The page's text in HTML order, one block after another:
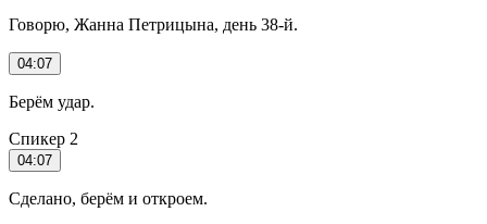
Говорю, Жанна Петрицына, день 38-й.
04:07
Берём удар.
Спикер 2
04:07
Сделано, берём и откроем.